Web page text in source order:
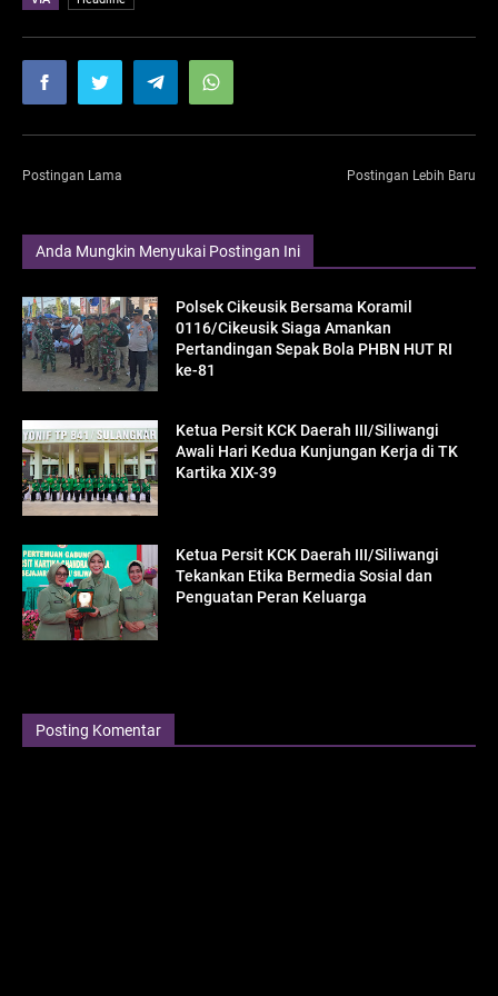
Postingan Lama Postingan Lebih Baru
Anda Mungkin Menyukai Postingan Ini
Polsek Cikeusik Bersama Koramil
0116/Cikeusik Siaga Amankan
Pertandingan Sepak Bola PHBN HUT RI
ke-81
Ketua Persit KCK Daerah III/Siliwangi
Awali Hari Kedua Kunjungan Kerja di TK
Kartika XIX-39
Ketua Persit KCK Daerah III/Siliwangi
Tekankan Etika Bermedia Sosial dan
Penguatan Peran Keluarga
Posting Komentar